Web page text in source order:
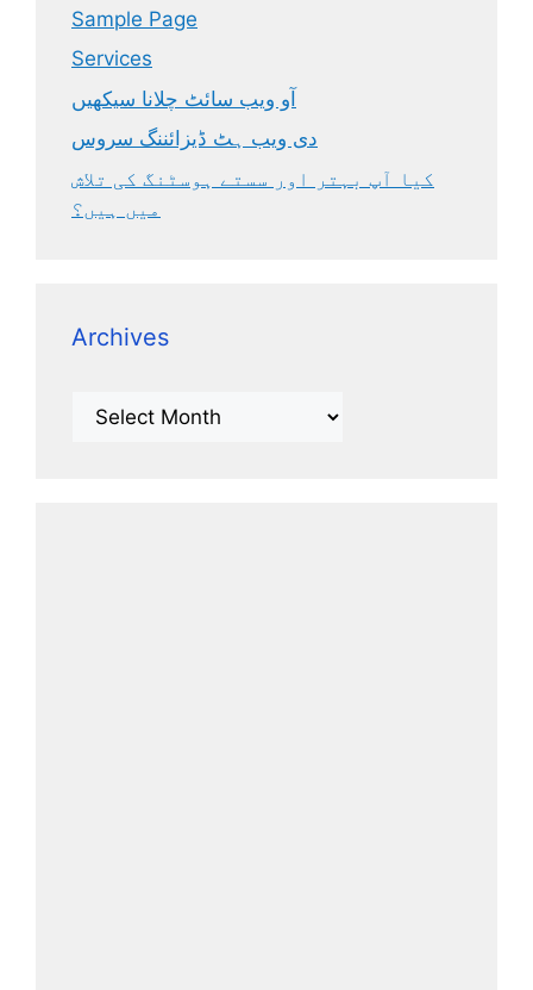
Sample Page
Services
آو ویب سائٹ چلانا سیکھیں
دی ویب ہٹ ڈیزائننگ سروس
کیا آپ بہتر اور سستے ہوسٹنگ کی تلاش
میں ہیں؟
Archives
Archives